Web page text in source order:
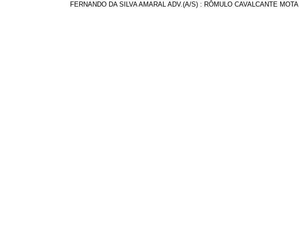
FERNANDO DA SILVA AMARAL ADV.(A/S) : RÔMULO CAVALCANTE MOTA